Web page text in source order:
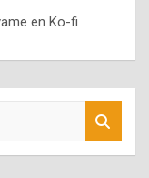
en Ko-fi